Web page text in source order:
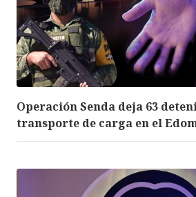
Operación Senda deja 63
transporte de carga en el